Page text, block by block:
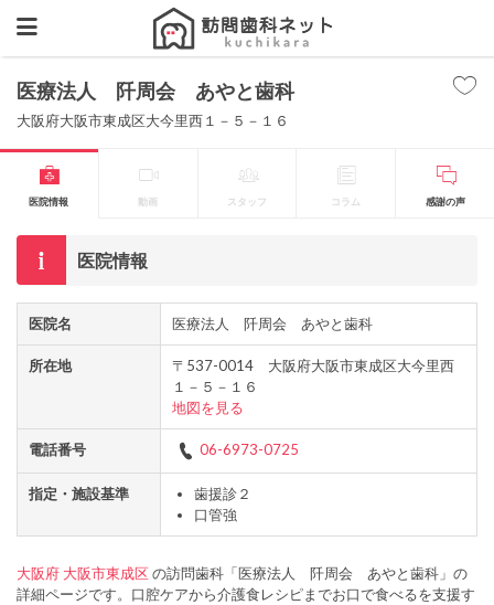
医療法人 阡周会 あやと歯科
大阪府大阪市東成区大今里西１－５－１６
医院情報 動画 スタッフ コラム 感謝の声
医院情報
医院名 医療法人 阡周会 あやと歯科
所在地
〒537-0014 大阪府大阪市東成区大今里西
１－５－１６
地図を見る
電話番号 06-6973-0725
指定・施設基準
歯援診２
口管強
大阪府 大阪市東成区の訪問歯科「医療法人 阡周会 あやと歯科」の
詳細ページです。口腔ケアから介護食レシピまでお口で食べるを支援す